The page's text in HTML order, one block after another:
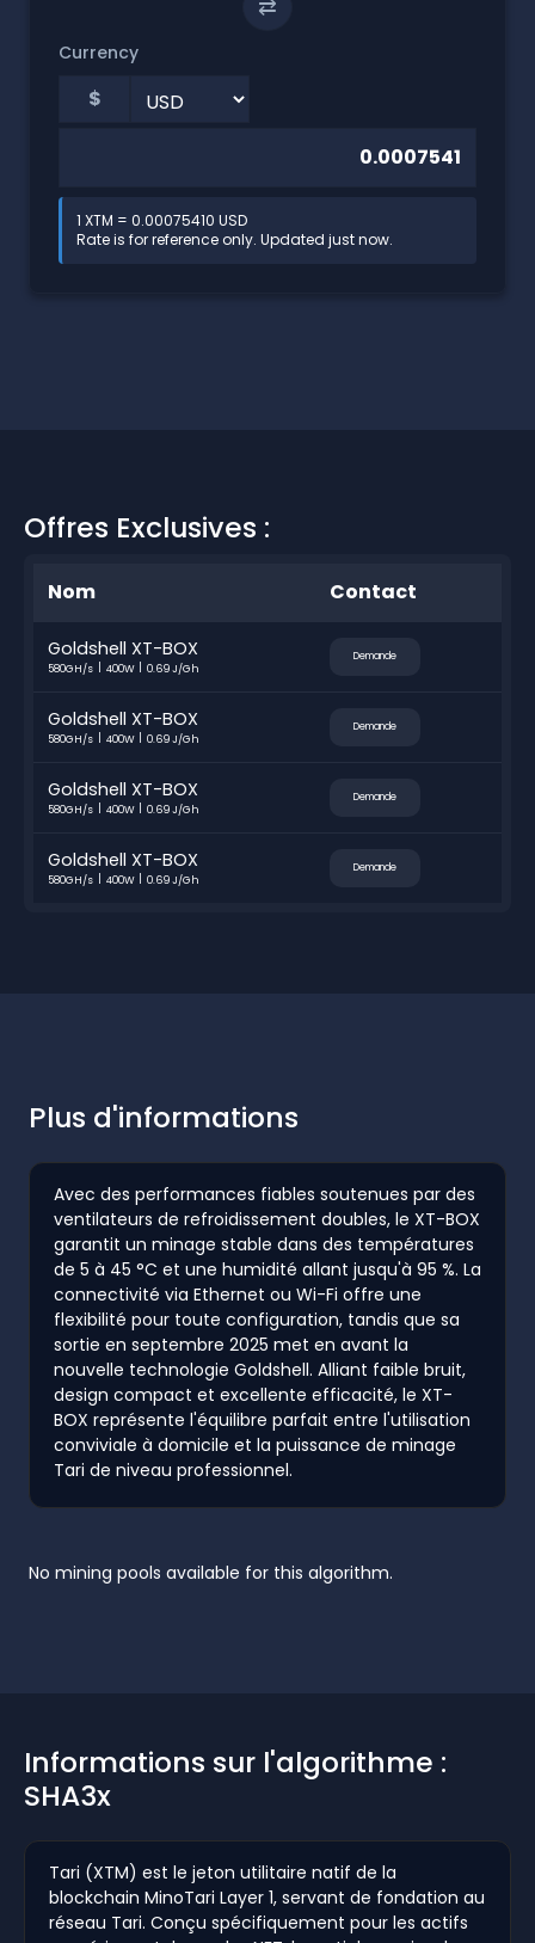
Currency
$
1 XTM = 0.00075410 USD
Rate is for reference only. Updated just now.
Offres Exclusives :
Nom Contact
Goldshell XT-BOX
580GH/s 400W 0.69 J/Gh
Demande
Goldshell XT-BOX
580GH/s 400W 0.69 J/Gh
Demande
Goldshell XT-BOX
580GH/s 400W 0.69 J/Gh
Demande
Goldshell XT-BOX
580GH/s 400W 0.69 J/Gh
Demande
Plus d'informations
Avec des performances fiables soutenues par des
ventilateurs de refroidissement doubles, le XT-BOX
garantit un minage stable dans des températures
de 5 à 45 °C et une humidité allant jusqu'à 95 %. La
connectivité via Ethernet ou Wi-Fi offre une
flexibilité pour toute configuration, tandis que sa
sortie en septembre 2025 met en avant la
nouvelle technologie Goldshell. Alliant faible bruit,
design compact et excellente efficacité, le XT-
BOX représente l'équilibre parfait entre l'utilisation
conviviale à domicile et la puissance de minage
Tari de niveau professionnel.
No mining pools available for this algorithm.
Informations sur l'algorithme :
SHA3x
Tari (XTM) est le jeton utilitaire natif de la
blockchain MinoTari Layer 1, servant de fondation au
réseau Tari. Conçu spécifiquement pour les actifs